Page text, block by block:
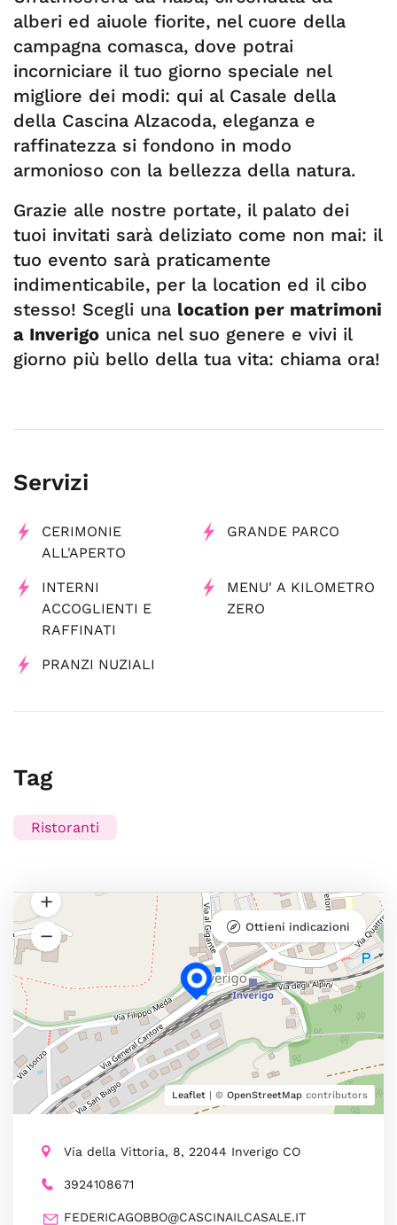
alberi ed aiuole fiorite, nel cuore della
campagna comasca, dove potrai
incorniciare il tuo giorno speciale nel
migliore dei modi: qui al Casale della
della Cascina Alzacoda, eleganza e
raffinatezza si fondono in modo
armonioso con la bellezza della natura.
Grazie alle nostre portate, il palato dei
tuoi invitati sarà deliziato come non mai: il
tuo evento sarà praticamente
indimenticabile, per la location ed il cibo
stesso! Scegli una location per matrimoni
a Inverigo unica nel suo genere e vivi il
giorno più bello della tua vita: chiama ora!
Servizi
CERIMONIE
ALL'APERTO
GRANDE PARCO
INTERNI
ACCOGLIENTI E
RAFFINATI
MENU' A KILOMETRO
ZERO
PRANZI NUZIALI
Tag
Ristoranti
Leaflet | © OpenStreetMap contributors
Ottieni indicazioni
Via della Vittoria, 8, 22044 Inverigo CO
3924108671
FEDERICAGOBBO@CASCINAILCASALE.IT